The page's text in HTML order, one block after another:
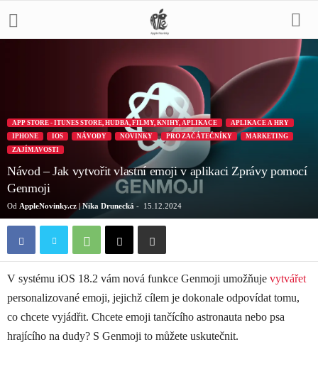
APP STORE - ITUNES STORE, HUDBA, FILMY, KNIHY, APLIKACE
APLIKACE A HRY
IPHONE
IOS NÁVODY NOVINKY PRO ZAČÁTEČNÍKY
MARKETING
ZAJÍMAVOSTI
Návod – Jak vytvořit vlastní emoji v aplikaci Zprávy pomocí
Genmoji
Od AppleNovinky.cz | Nika Drunecká - 15.12.2024
V systému iOS 18.2 vám nová funkce Genmoji umožňuje vytvářet
personalizované emoji, jejichž cílem je dokonale odpovídat tomu,
co chcete vyjádřit. Chcete emoji tančícího astronauta nebo psa
hrajícího na dudy? S Genmoji to můžete uskutečnit.